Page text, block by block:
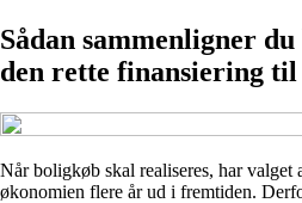
Sådan sammenligner
den rette finansiering
Når boligkøb skal realiseres, har
økonomien flere år ud i fremtiden.